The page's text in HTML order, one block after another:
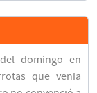
domingo en
que venia